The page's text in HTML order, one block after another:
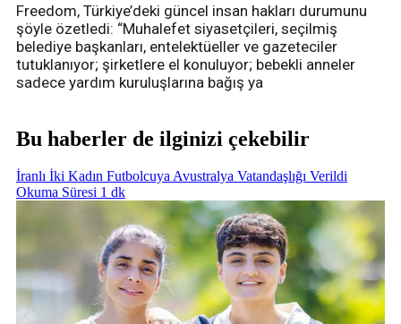
Freedom, Türkiye’deki güncel insan hakları durumunu
şöyle özetledi: “Muhalefet siyasetçileri, seçilmiş
belediye başkanları, entelektüeller ve gazeteciler
tutuklanıyor; şirketlere el konuluyor; bebekli anneler
sadece yardım kuruluşlarına bağış ya
Bu haberler de ilginizi çekebilir
İranlı İki Kadın Futbolcuya Avustralya Vatandaşlığı Verildi
Okuma Süresi 1 dk